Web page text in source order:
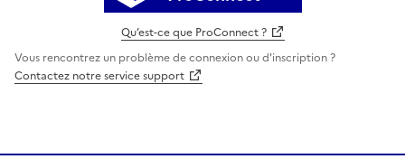
Qu’est-ce que ProConnect ?
Vous rencontrez un problème de connexion ou d'inscription ?
Contactez notre service support